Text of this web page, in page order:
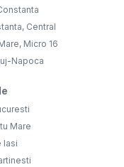
Central
Micro 16
Napoca
Mare
Iasi